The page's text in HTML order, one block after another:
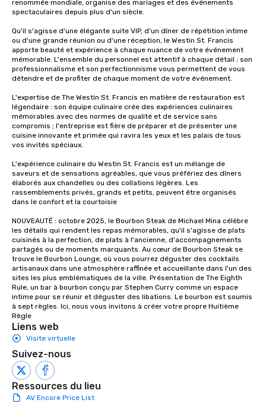
renommée mondiale, organise des mariages et des événements
spectaculaires depuis plus d'un siècle.
Qu'il s'agisse d'une élégante suite VIP, d'un dîner de répétition intime
ou d'une grande réunion ou d'une réception, le Westin St. Francis
apporte beauté et expérience à chaque nuance de votre événement
mémorable. L'ensemble du personnel est attentif à chaque détail ; son
professionnalisme et son perfectionnisme vous permettent de vous
détendre et de profiter de chaque moment de votre événement.
L'expertise de The Westin St. Francis en matière de restauration est
légendaire : son équipe culinaire crée des expériences culinaires
mémorables avec des normes de qualité et de service sans
compromis ; l'entreprise est fière de préparer et de présenter une
cuisine innovante et primée qui ravira les yeux et les palais de tous
vos invités spéciaux.
L'expérience culinaire du Westin St. Francis est un mélange de
saveurs et de sensations agréables, que vous préfériez des dîners
élaborés aux chandelles ou des collations légères. Les
rassemblements privés, grands et petits, peuvent être organisés
dans le confort et la courtoisie
NOUVEAUTÉ : octobre 2025, le Bourbon Steak de Michael Mina célèbre
les détails qui rendent les repas mémorables, qu'il s'agisse de plats
cuisinés à la perfection, de plats à l'ancienne, d'accompagnements
partagés ou de moments marquants. Au cœur de Bourbon Steak se
trouve le Bourbon Lounge, où vous pourrez déguster des cocktails
artisanaux dans une atmosphère raffinée et accueillante dans l'un des
sites les plus emblématiques de la ville. Présentation de The Eighth
Rule, un bar à bourbon conçu par Stephen Curry comme un espace
intime pour se réunir et déguster des libations. Le bourbon est soumis
à sept règles. Ici, nous vous invitons à créer votre propre Huitième
Règle
Liens web
Visite virtuelle
Suivez-nous
Ressources du lieu
AV Encore Price List